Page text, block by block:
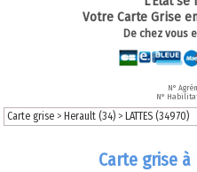
Votre Carte Grise
De chez vous
N°
N°
Carte grise > Herault (34)> LATTES (34970)
Carte grise à